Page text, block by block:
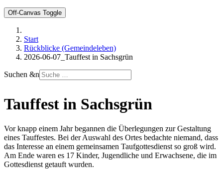
Off-Canvas Toggle
Start
Rückblicke (Gemeindeleben)
2026-06-07_Tauffest in Sachsgrün
Suchen &n
Tauffest in Sachsgrün
Vor knapp einem Jahr begannen die Überlegungen zur Gestaltung
eines Tauffestes. Bei der Auswahl des Ortes bedachte niemand, dass
das Interesse an einem gemeinsamen Taufgottesdienst so groß wird.
Am Ende waren es 17 Kinder, Jugendliche und Erwachsene, die im
Gottesdienst getauft wurden.